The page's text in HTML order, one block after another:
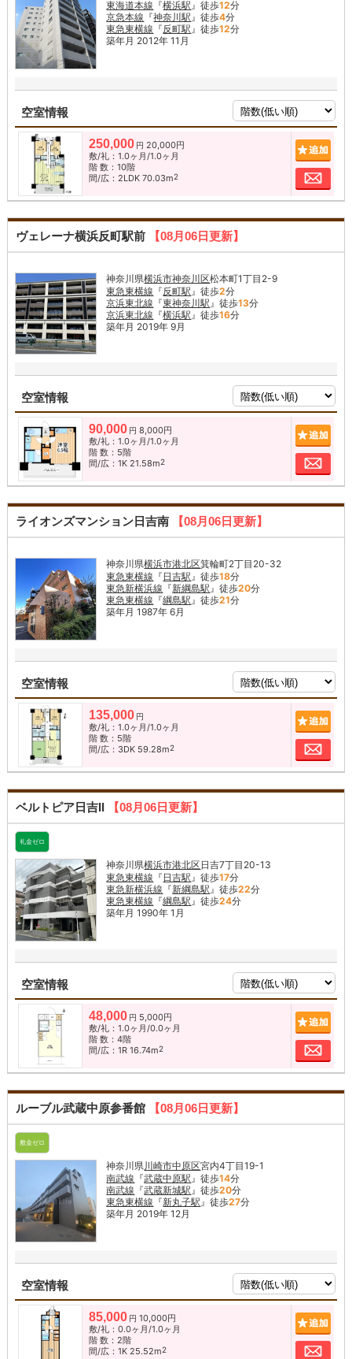
東海道本線 『横浜駅 』徒歩12分
京急本線 『神奈川駅 』徒歩4分
東急東横線 『 反町駅 』徒歩12分
築年月 2012年 11月
空室情報
250,000 円 20,000円
敷/礼：1.0ヶ月/1.0ヶ月
階 数：10階
間/広：2LDK 70.03m2 お
ヴェレーナ横浜反町駅前 【08月06日更新】
神奈川県横浜市神奈川区松本町1丁目2-9
東急東横線 『 反町駅 』徒歩2分
京浜東北線 『東神奈川駅 』徒歩13分
京浜東北線 『横浜駅 』徒歩16分
築年月 2019年 9月
空室情報
90,000 円 8,000円
敷/礼：1.0ヶ月/1.0ヶ月
階 数：5階
間/広：1K 21.58m2 お
ライオンズマンション日吉南 【08月06日更新】
神奈川県横浜市港北区箕輪町2丁目20-32
東急東横線 『 日吉駅』徒歩18分
東急新横浜線 『新綱島駅』徒歩20分
東急東横線 『綱島駅』徒歩21分
築年月 1987年 6月
空室情報
135,000 円
敷/礼：1.0ヶ月/1.0ヶ月
階 数：5階
間/広：3DK 59.28m2 お
ベルトピア日吉II 【08月06日更新】
礼金ゼロ
神奈川県横浜市港北区日吉7丁目20-13
東急東横線 『 日吉駅』徒歩17分
東急新横浜線 『新綱島駅』徒歩22分
東急東横線 『綱島駅』徒歩24分
築年月 1990年 1月
空室情報
48,000 円 5,000円
敷/礼：1.0ヶ月/0.0ヶ月
階 数：4階
間/広：1R 16.74m2 お
ルーブル武蔵中原参番館 【08月06日更新】
敷金ゼロ
神奈川県 川崎市中原区宮内4丁目19-1
南武線 『武蔵中原駅 』徒歩14分
南武線 『武蔵新城駅 』徒歩20分
東急東横線 『新丸子駅 』徒歩27分
築年月 2019年 12月
空室情報
85,000 円 10,000円
敷/礼：0.0ヶ月/1.0ヶ月
階 数：2階
間/広：1K 25.52m2
追加
お